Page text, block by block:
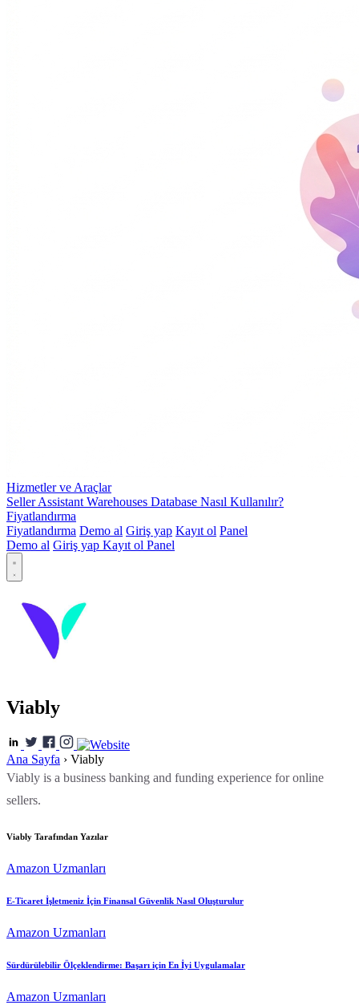
Hizmetler ve Araçlar
Seller Assistant Warehouses Database Nasıl Kullanılır?
Fiyatlandırma
Fiyatlandırma Demo al Giriş yap Kayıt ol Panel
Demo al Giriş yap Kayıt ol Panel
Viably
Ana Sayfa › Viably
Viably is a business banking and funding experience for online
sellers.
Viably Tarafından Yazılar
Amazon Uzmanları
E-Ticaret İşletmeniz İçin Finansal Güvenlik Nasıl Oluşturulur
Amazon Uzmanları
Sürdürülebilir Ölçeklendirme: Başarı için En İyi Uygulamalar
Amazon Uzmanları